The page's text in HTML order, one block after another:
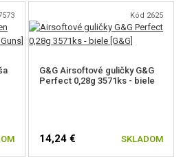
Kód 2625
G&G Airsoftové guličky G&G
Perfect 0,28g 3571ks - biele
14,24 € SKLADOM